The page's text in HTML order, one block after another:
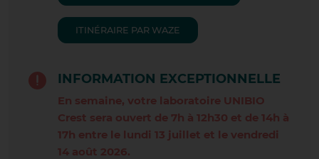
LYON BELLECOUR
LYON CARNOT
LYON CROIX-ROUSSE
LYON LAFAYETTE
ITINÉRAIRE PAR WAZE
INFORMATION EXCEPTIONNELLE
En semaine, votre laboratoire UNIBIO
Crest sera ouvert de 7h à 12h30 et de 14h à
17h entre le lundi 13 juillet et le vendredi
14 août 2026.